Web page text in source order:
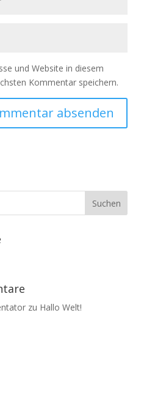
und Website in diesem
Kommentar speichern.
zu Hallo Welt!